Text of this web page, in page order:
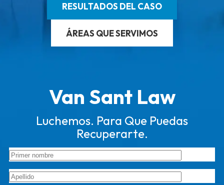
RESULTADOS DEL CASO
ÁREAS QUE SERVIMOS
Van Sant Law
Luchemos. Para Que Puedas
Recuperarte.